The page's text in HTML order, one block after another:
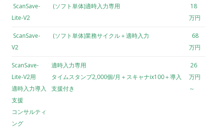
ScanSave-
Lite-V2
(ソフト単体)適時入力専用
18
万円
ScanSave-
V2
(ソフト単体)業務サイクル＋適時入力
68
万円
ScanSave-
Lite-V2用
適時入力導入
支援
コンサルティ
ング
適時入力専用
タイムスタンプ2,000個/月＋スキャナix100＋導入
支援付き
26
万円
～